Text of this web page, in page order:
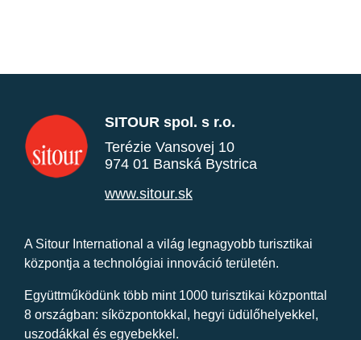
SITOUR spol. s r.o.
Terézie Vansovej 10
974 01 Banská Bystrica
www.sitour.sk
A Sitour International a világ legnagyobb turisztikai
központja a technológiai innováció területén.
Együttműködünk több mint 1000 turisztikai központtal
8 országban: síközpontokkal, hegyi üdülőhelyekkel,
uszodákkal és egyebekkel.